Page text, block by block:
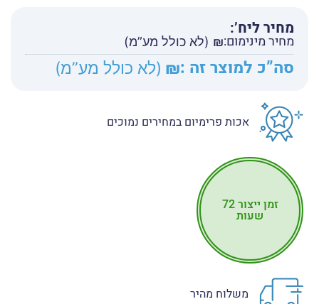
מחיר ליח’:
מחיר מינימום:₪ (לא כולל מע”מ)
סה”כ למוצר זה :₪ (לא כולל מע”מ)
אכות פרימיום במחירים נמוכים
זמן ייצור 72
שעות
משלוח מהיר